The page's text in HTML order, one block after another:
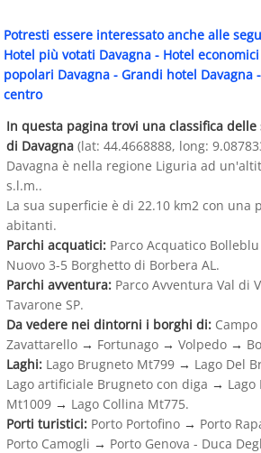
Potresti essere interessato anche alle
Hotel più votati Davagna - Hotel
popolari Davagna - Grandi hotel Davagna -
centro
In questa pagina trovi una classifica
di Davagna (lat: 44.4668888, long:
Davagna è nella regione Liguria ad
s.l.m..
La sua superficie è di 22.10 km2 con una
abitanti.
Parchi acquatici: Parco Acquatico
Nuovo 3-5 Borghetto di Borbera AL.
Parchi avventura: Parco Avventura Val di
Tavarone SP.
Da vedere nei dintorni i borghi di:
Zavattarello → Fortunago → Volpedo →
Laghi: Lago Brugneto Mt799 → Lago Del
Lago artificiale Brugneto con diga → Lago
Mt1009 → Lago Collina Mt775.
Porti turistici: Porto Portofino → Porto
Porto Camogli → Porto Genova - Duca